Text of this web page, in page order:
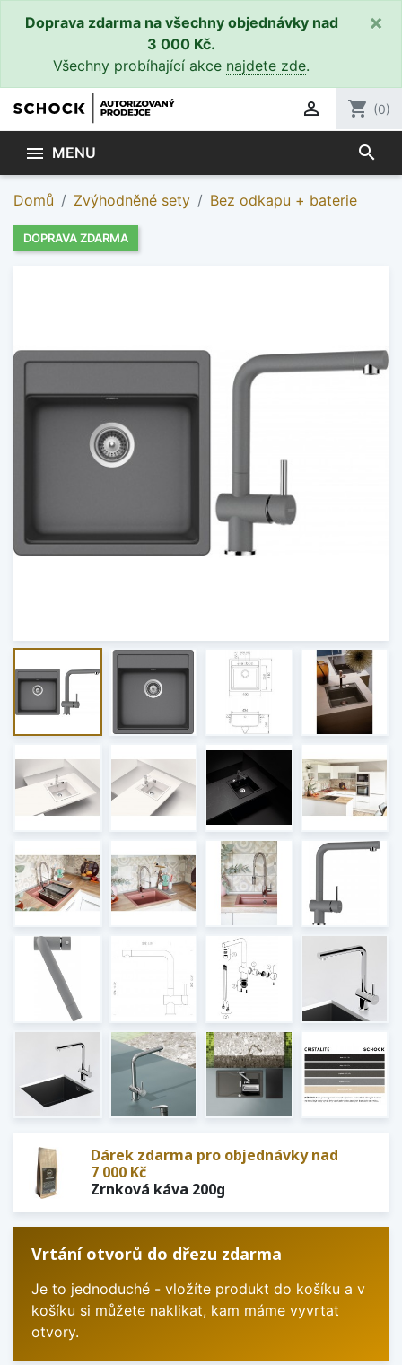
Doprava zdarma na všechny objednávky nad
3 000 Kč.
Všechny probíhající akce najdete zde.
×
 shopping_cart (0)
 MENU search
Domů Zvýhodněné sety Bez odkapu + baterie
DOPRAVA ZDARMA
Dárek zdarma pro objednávky nad
7 000 Kč
Zrnková káva 200g
Vrtání otvorů do dřezu zdarma
Je to jednoduché - vložíte produkt do košíku a v
košíku si můžete naklikat, kam máme vyvrtat
otvory.